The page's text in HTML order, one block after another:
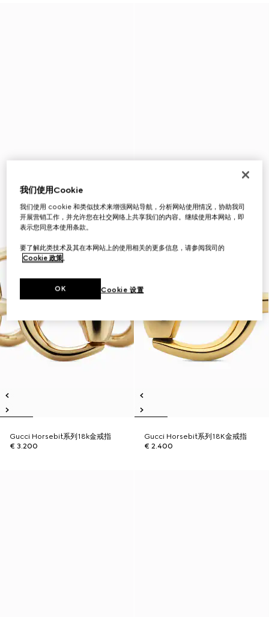
Gucci Horsebit系列18k金戒指
€ 3.200
Gucci Horsebit系列18K金戒指
€ 2.400
我们使用Cookie
我们使用 cookie 和类似技术来增强网站导航，分析网站使用情况，协助我司
开展营销工作，并允许您在社交网络上共享我们的内容。继续使用本网站，即
表示您同意本使用条款。
要了解此类技术及其在本网站上的使用相关的更多信息，请参阅我司的
Cookie 政策。
Cookie 设置
OK